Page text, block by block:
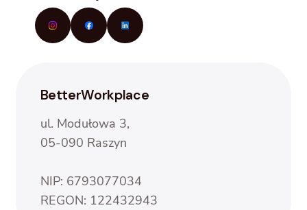
BetterWorkplace
ul. Modułowa 3,
05-090 Raszyn
NIP: 6793077034
REGON: 122432943